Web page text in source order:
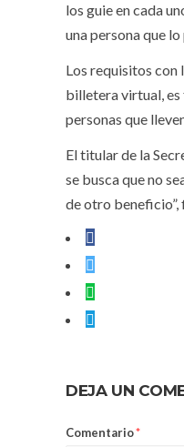
los guie en cada
una persona que
Los requisitos con
billetera virtual, es
personas que
El titular de la
se busca que no
de otro beneficio”,
DEJA UN
Comentario*